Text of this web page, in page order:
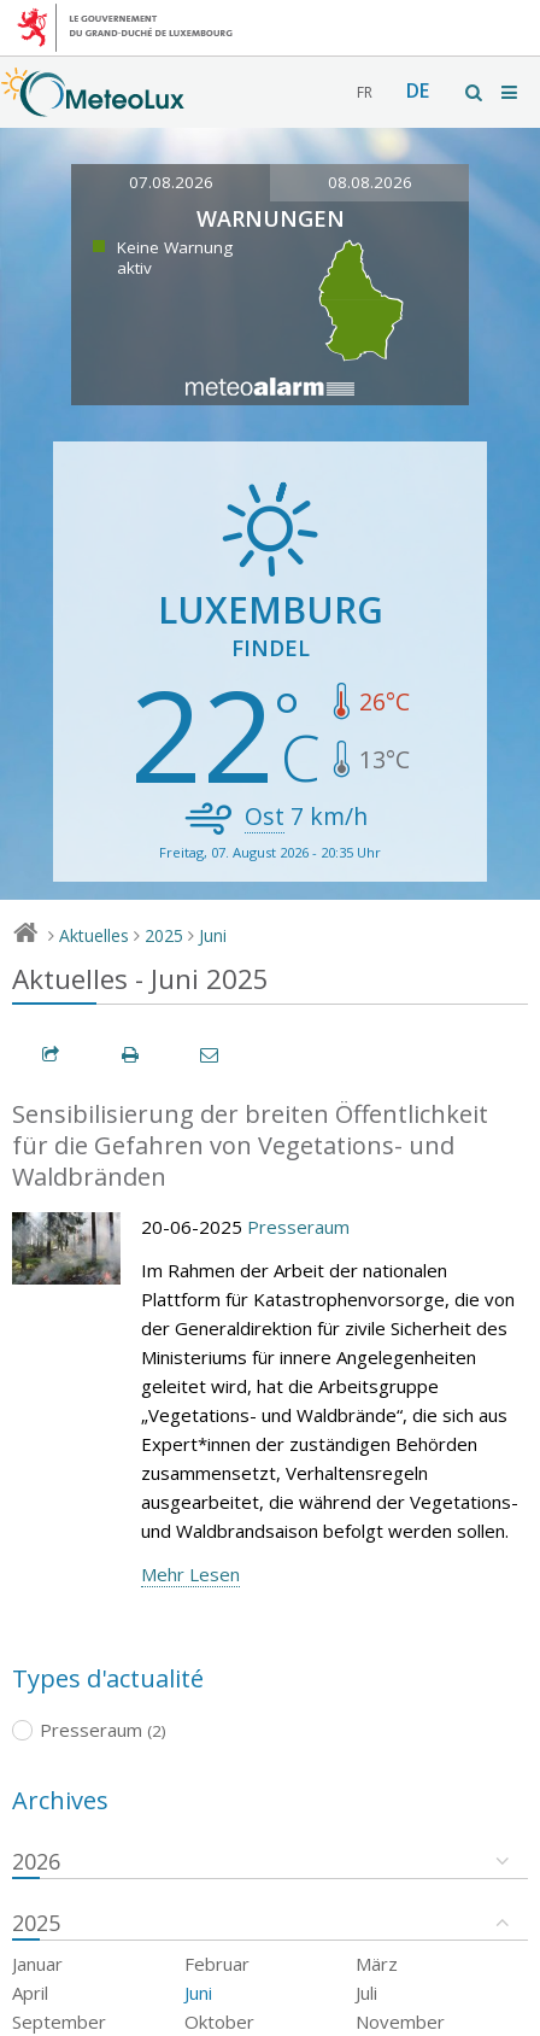
FR DE
07.08.2026 08.08.2026
WARNUNGEN
Keine Warnung
aktiv
LUXEMBURG
FINDEL
22 26°C
13°C
Ost 7 km/h
Freitag, 07. August 2026 - 20:35 Uhr
> Aktuelles > 2025 > Juni
Aktuelles - Juni 2025
Sensibilisierung der breiten Öffentlichkeit
für die Gefahren von Vegetations- und
Waldbränden
20-06-2025 Presseraum
Im Rahmen der Arbeit der nationalen
Plattform für Katastrophenvorsorge, die von
der Generaldirektion für zivile Sicherheit des
Ministeriums für innere Angelegenheiten
geleitet wird, hat die Arbeitsgruppe
„Vegetations- und Waldbrände“, die sich aus
Expert*innen der zuständigen Behörden
zusammensetzt, Verhaltensregeln
ausgearbeitet, die während der Vegetations-
und Waldbrandsaison befolgt werden sollen.
Mehr Lesen
Types d'actualité
Presseraum (2)
Archives
2026
2025
Januar Februar
März
April
Juni
Juli
September
Oktober
November